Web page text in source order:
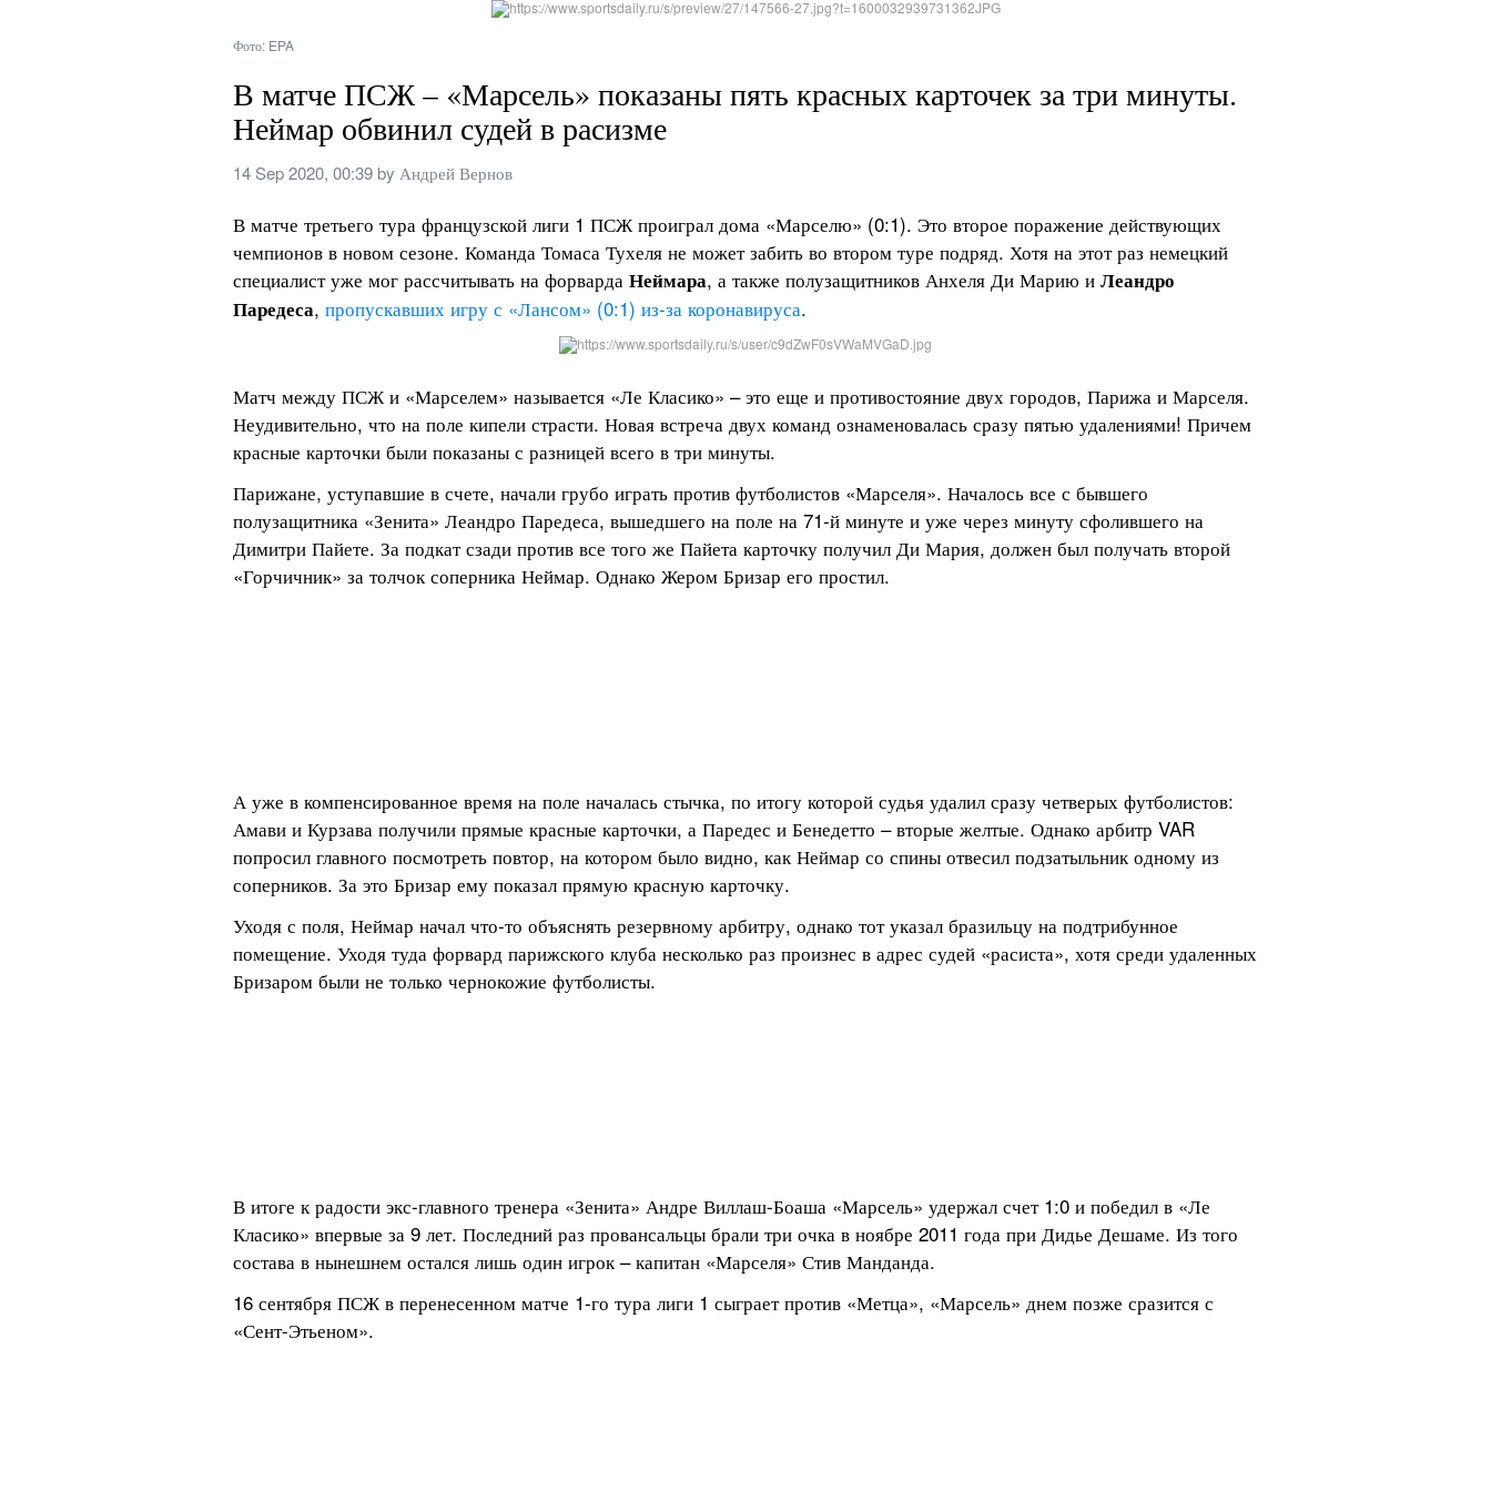
Фото: EPA
В матче ПСЖ – «Марсель» показаны пять красных карточек за три минуты.
Неймар обвинил судей в расизме
14 Sep 2020, 00:39 by Андрей Вернов
В матче третьего тура французской лиги 1 ПСЖ проиграл дома «Марселю» (0:1). Это второе поражение действующих
чемпионов в новом сезоне. Команда Томаса Тухеля не может забить во втором туре подряд. Хотя на этот раз немецкий
специалист уже мог рассчитывать на форварда Неймара, а также полузащитников Анхеля Ди Марию и Леандро
Паредеса, пропускавших игру с «Лансом» (0:1) из-за коронавируса.
Матч между ПСЖ и «Марселем» называется «Ле Класико» – это еще и противостояние двух городов, Парижа и Марселя.
Неудивительно, что на поле кипели страсти. Новая встреча двух команд ознаменовалась сразу пятью удалениями! Причем
красные карточки были показаны с разницей всего в три минуты.
Парижане, уступавшие в счете, начали грубо играть против футболистов «Марселя». Началось все с бывшего
полузащитника «Зенита» Леандро Паредеса, вышедшего на поле на 71-й минуте и уже через минуту сфолившего на
Димитри Пайете. За подкат сзади против все того же Пайета карточку получил Ди Мария, должен был получать второй
«Горчичник» за толчок соперника Неймар. Однако Жером Бризар его простил.
А уже в компенсированное время на поле началась стычка, по итогу которой судья удалил сразу четверых футболистов:
Амави и Курзава получили прямые красные карточки, а Паредес и Бенедетто – вторые желтые. Однако арбитр VAR
попросил главного посмотреть повтор, на котором было видно, как Неймар со спины отвесил подзатыльник одному из
соперников. За это Бризар ему показал прямую красную карточку.
Уходя с поля, Неймар начал что-то объяснять резервному арбитру, однако тот указал бразильцу на подтрибунное
помещение. Уходя туда форвард парижского клуба несколько раз произнес в адрес судей «расиста», хотя среди удаленных
Бризаром были не только чернокожие футболисты.
В итоге к радости экс-главного тренера «Зенита» Андре Виллаш-Боаша «Марсель» удержал счет 1:0 и победил в «Ле
Класико» впервые за 9 лет. Последний раз провансальцы брали три очка в ноябре 2011 года при Дидье Дешаме. Из того
состава в нынешнем остался лишь один игрок – капитан «Марселя» Стив Манданда.
16 сентября ПСЖ в перенесенном матче 1-го тура лиги 1 сыграет против «Метца», «Марсель» днем позже сразится с
«Сент-Этьеном».